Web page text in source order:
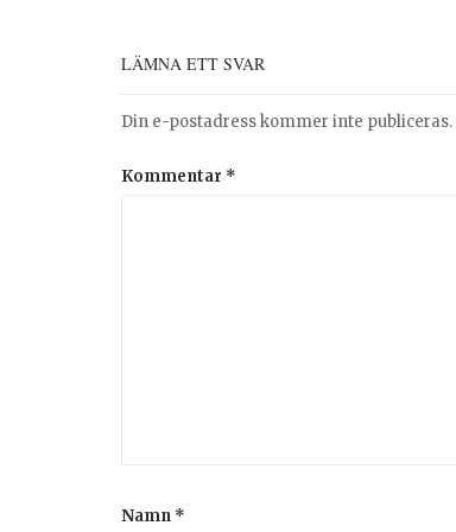
LÄMNA ETT SVAR
Din e-postadress kommer inte publiceras.
Kommentar *
Namn *